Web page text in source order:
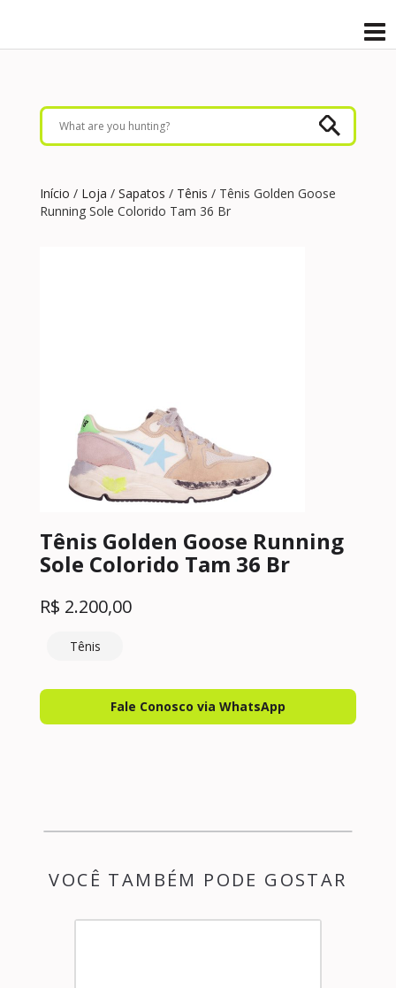
Início / Loja / Sapatos / Tênis / Tênis Golden Goose
Running Sole Colorido Tam 36 Br
Tênis Golden Goose Running
Sole Colorido Tam 36 Br
R$ 2.200,00
Tênis
Fale Conosco via WhatsApp
VOCÊ TAMBÉM PODE GOSTAR